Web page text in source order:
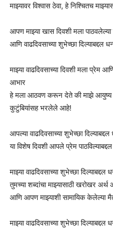
माझ्यावर विश्वास ठेवा, हे निश्चितच
आपण माझ्या खास दिवशी मला
आणि वाढदिवसाच्या शुभेच्छा दिल्याबद्दल
माझ्या वाढदिवसाच्या दिवशी मला प्रेम
आभार
हे मला आठवण करून देते की माझे आयुष्य
कुटुंबियांसह भरलेले आहे!
आपल्या वाढदिवसाच्या शुभेच्छा दिल्याबद्दल
या विशेष दिवशी आपले प्रेम
माझ्या वाढदिवसाच्या शुभेच्छा दिल्याबद्दल
तुमच्या शब्दांचा माझ्यासाठी खरोखर अर्थ
आणि आपण माझ्याशी सामायिक केलेल्या
माझ्या वाढदिवसाच्या शुभेच्छा दिल्याबद्दल